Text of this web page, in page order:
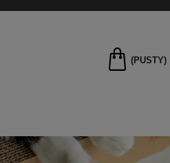
(PUSTY)